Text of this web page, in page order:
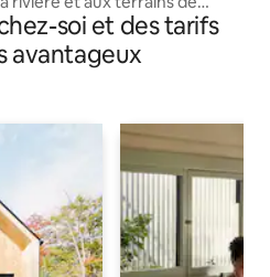
soi et des tarifs
avantageux